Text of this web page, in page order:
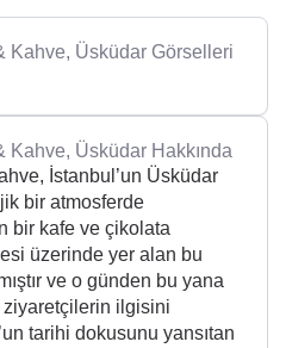
Kahve, Üsküdar Görselleri
Üsküdar Hakkında
İstanbul’un Üsküdar
bir atmosferde
bir kafe ve çikolata
üzerinde yer alan bu
ve o günden bu yana
ziyaretçilerin ilgisini
tarihi dokusunu yansıtan